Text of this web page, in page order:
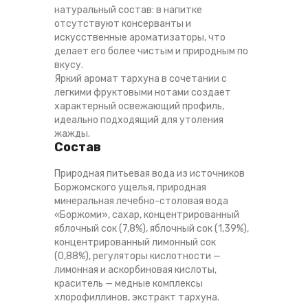
натуральный состав: в напитке
отсутствуют консерванты и
искусственные ароматизаторы, что
делает его более чистым и природным по
вкусу.
Яркий аромат тархуна в сочетании с
легкими фруктовыми нотами создает
характерный освежающий профиль,
идеально подходящий для утоления
жажды.
Состав
Природная питьевая вода из источников
Боржомского ущелья, природная
минеральная лечебно-столовая вода
«Боржоми», сахар, концентрированный
яблочный сок (7,8%), яблочный сок (1,39%),
концентрированный лимонный сок
(0,88%), регуляторы кислотности —
лимонная и аскорбиновая кислоты,
краситель — медные комплексы
хлорофиллинов, экстракт тархуна.